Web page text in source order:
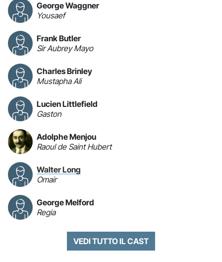
George Waggner
Yousaef
Frank Butler
Sir Aubrey Mayo
Charles Brinley
Mustapha Ali
Lucien Littlefield
Gaston
Adolphe Menjou
Raoul de Saint Hubert
Walter Long
Omair
George Melford
Regia
VEDI TUTTO IL CAST